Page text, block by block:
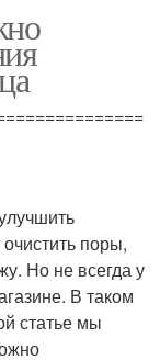
поры,
Но не всегда у
В таком
статье мы